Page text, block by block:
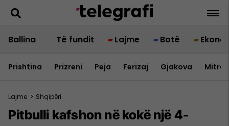
Ballina Të fundit Lajme Botë
Prishtina Prizreni Peja Ferizaj Gjakova
Lajme > Shqipëri
Pitbulli kafshon në kokë një 4-